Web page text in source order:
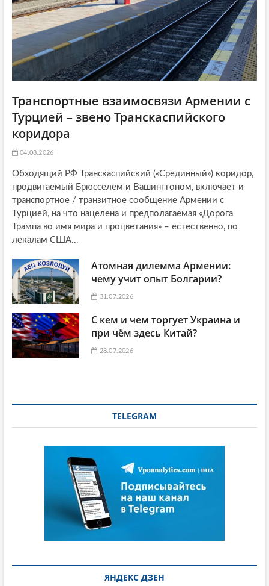
n
Транспортные взаимосвязи Армении с
Турцией – звено Транскаспийского
коридора
04.08.2026
Обходящий РФ Транскаспийский («Срединный») коридор,
продвигаемый Брюсселем и Вашингтоном, включает и
транспортное / транзитное сообщение Армении с
Турцией, на что нацелена и предполагаемая «Дорога
Трампа во имя мира и процветания» – естественно, по
лекалам США...
Атомная дилемма Армении:
чему учит опыт Болгарии?
31.07.2026
С кем и чем торгует Украина и
при чём здесь Китай?
28.07.2026
TELEGRAM
ЯНДЕКС ДЗЕН